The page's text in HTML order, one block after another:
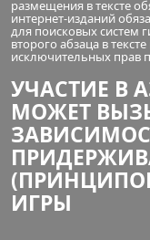
размещения в тексте
интернет-изданий
для поисковых систем
второго абзаца в
исключительных прав
УЧАСТИЕ В
МОЖЕТ
ИГРЫ